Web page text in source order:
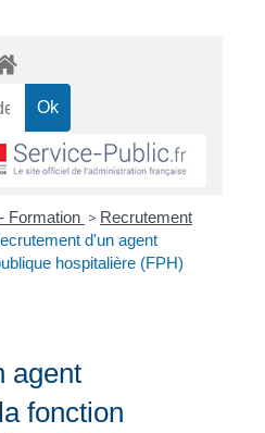
Formation > Recrutement
d'un agent
hospitalière (FPH)
agent
fonction